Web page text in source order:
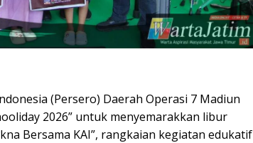
(Persero) Daerah Operasi 7 Madiun
2026” untuk menyemarakkan libur
Bersama KAI”, rangkaian kegiatan edukatif